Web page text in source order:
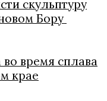
скульптуру
Бору
время сплава
крае